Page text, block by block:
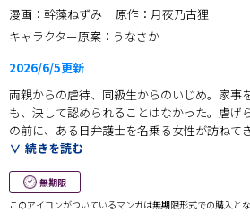
漫画：幹藻ねずみ
原作：月夜乃古狸
キャラクター原案：うなさか
2026/6/5更新
両親からの虐待、同級生からのいじめ。家事
も、決して認められることはなかった。虐げ
の前に、ある日弁護士を名乗る女性が訪ねて
生活は一変していく。ようやく出会えた孫を
る資産家の祖父・皇重斗。幼く見える少年
れ、全力で甘えさせようとする使用人達－
くても生きていればきっと転機が訪れる……。
続きを読む
無期限
このアイコンがついているマンガは無期限形式での購入とな